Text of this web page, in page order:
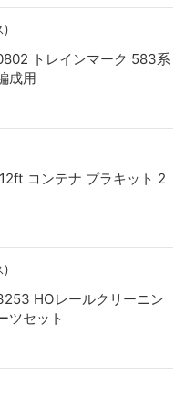
)
トレインマーク 583系
成用
コンテナ プラキット 2
)
HOレールクリーニン
ツセット